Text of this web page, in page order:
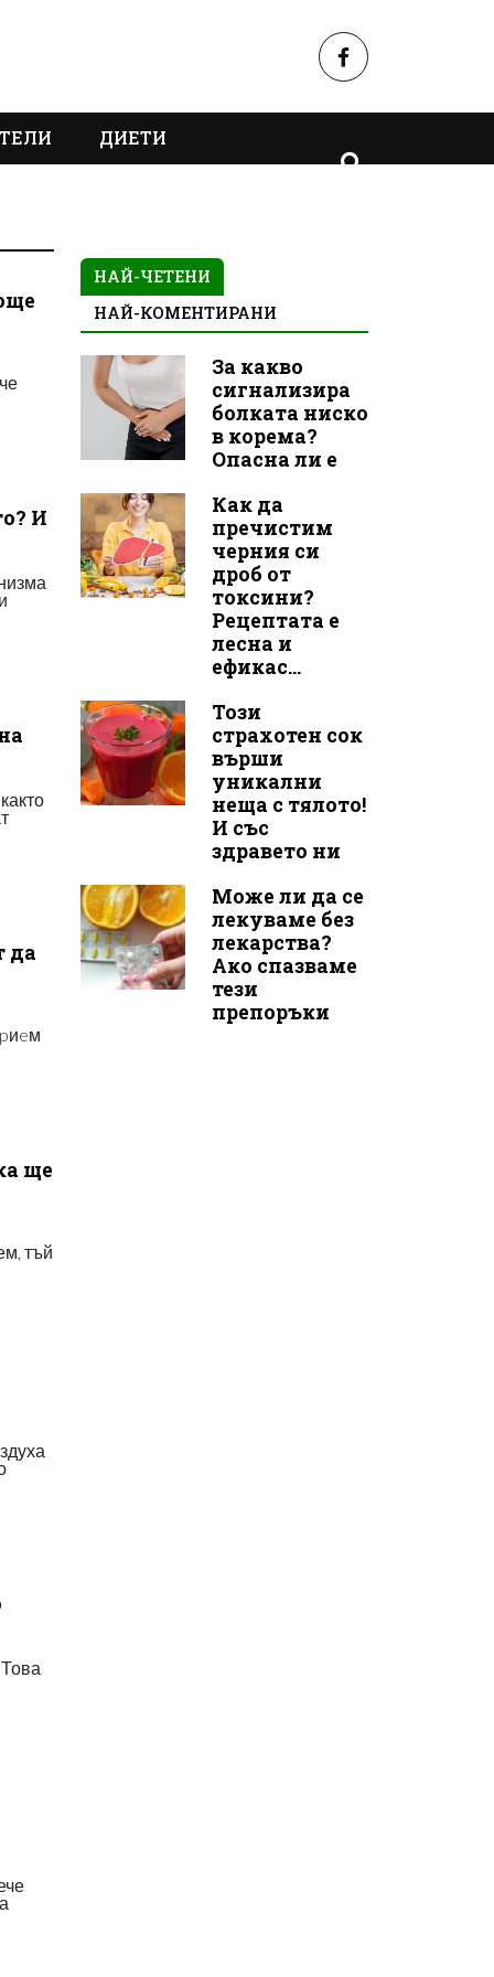
ДИЕТИ
И
да
ще
тъй
НАЙ-ЧЕТЕНИ
НАЙ-КОМЕНТИРАНИ
За какво
сигнализира
болката ниско
в корема?
Опасна ли е
Как да
пречистим
черния си
дроб от
токсини?
Рецептата е
лесна и
ефикас...
Този
страхотен сок
върши
уникални
неща с тялото!
И със
здравето ни
Може ли да се
лекуваме без
лекарства?
Ако спазваме
тези
препоръки